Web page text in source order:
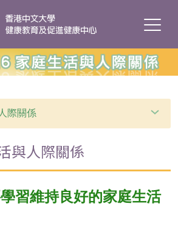
際關係
與人際關係
習維持良好的家庭生活